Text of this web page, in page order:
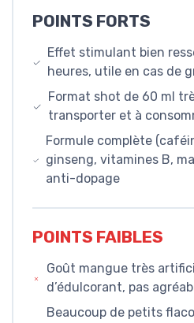
POINTS FORTS
Effet stimulant bien
heures, utile en cas de
Format shot de 60 ml
transporter et à
Formule complète
ginseng, vitamines B,
anti-dopage
POINTS FAIBLES
Goût mangue très
d’édulcorant, pas
Beaucoup de petits